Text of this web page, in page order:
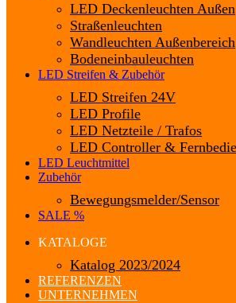
LED Deckenleuchten Außen
Straßenleuchten
Wandleuchten Außenbereich
Bodeneinbauleuchten
LED Streifen & Zubehör
LED Streifen 24V
LED Profile
LED Netzteile / Trafos
LED Controller &
LED Leuchtmittel
Zubehör
Bewegungsmelder/Sensor
SALE %
KATALOGE
Katalog 2023/2024
REFERENZEN
UNTERNEHMEN